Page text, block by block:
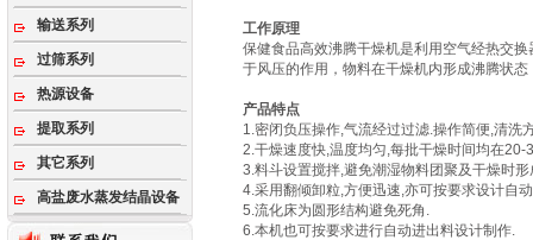
输送系列
过筛系列
热源设备
提取系列
其它系列
高盐废水蒸发结晶设备
工作原理
保健食品高效沸腾干燥机是利用空气经热交换
于风压的作用，物料在干燥机内形成沸腾状
产品特点
1.密闭负压操作,气流经过过滤.操作简便,清洗
2.干燥速度快,温度均匀,每批干燥时间均在20-
3.料斗设置搅拌,避免潮湿物料团聚及干燥时形
4.采用翻倾卸粒,方便迅速,亦可按要求设计自
5.流化床为圆形结构避免死角.
6.本机也可按要求进行自动进出料设计制作.